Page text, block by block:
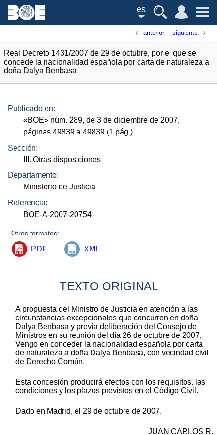
es
anterior siguiente
Real Decreto 1431/2007 de 29 de octubre, por el que se
concede la nacionalidad española por carta de naturaleza a
doña Dalya Benbasa
Publicado en:
«BOE» núm. 289, de 3 de diciembre de 2007,
páginas 49839 a 49839 (1 pág.)
Sección:
III. Otras disposiciones
Departamento:
Ministerio de Justicia
Referencia:
BOE-A-2007-20754
Otros formatos:
PDF XML
TEXTO ORIGINAL
A propuesta del Ministro de Justicia en atención a las
circunstancias excepcionales que concurren en doña
Dalya Benbasa y previa deliberación del Consejo de
Ministros en su reunión del día 26 de octubre de 2007,
Vengo en conceder la nacionalidad española por carta
de naturaleza a doña Dalya Benbasa, con vecindad civil
de Derecho Común.
Esta concesión producirá efectos con los requisitos, las
condiciones y los plazos previstos en el Código Civil.
Dado en Madrid, el 29 de octubre de 2007.
JUAN CARLOS R.